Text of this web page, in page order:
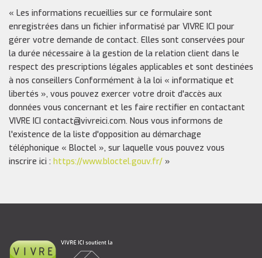
« Les informations recueillies sur ce formulaire sont
enregistrées dans un fichier informatisé par VIVRE ICI pour
gérer votre demande de contact. Elles sont conservées pour
la durée nécessaire à la gestion de la relation client dans le
respect des prescriptions légales applicables et sont destinées
à nos conseillers Conformément à la loi « informatique et
libertés », vous pouvez exercer votre droit d'accès aux
données vous concernant et les faire rectifier en contactant
VIVRE ICI contact@vivreici.com. Nous vous informons de
l'existence de la liste d'opposition au démarchage
téléphonique « Bloctel », sur laquelle vous pouvez vous
inscrire ici : https://www.bloctel.gouv.fr/ »